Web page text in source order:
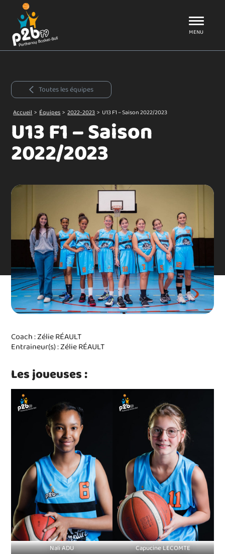
P2B79
MENU
Toutes les équipes
Accueil > Équipes > 2022-2023 > U13 F1 – Saison 2022/2023
U13 F1 – Saison
2022/2023
Coach : Zélie RÉAULT
Entraineur(s) : Zélie RÉAULT
Les joueuses :
Nali ADU Capucine LECOMTE